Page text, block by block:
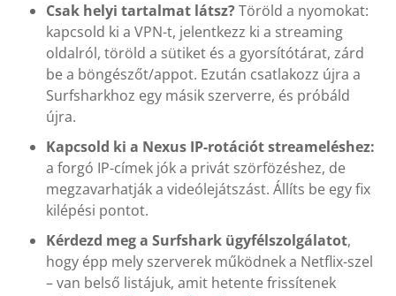
Csak helyi tartalmat látsz?Töröld a nyomokat:
kapcsold ki a VPN-t, jelentkezz ki a streaming
oldalról, töröld a sütiket és a gyorsítótárat, zárd
be a böngészőt/appot. Ezután csatlakozz újra a
Surfsharkhoz egy másik szerverre, és próbáld
újra.
Kapcsold ki a Nexus IP-rotációt streameléshez:
a forgó IP-címek jók a privát szörfözéshez, de
megzavarhatják a videólejátszást. Állíts be egy fix
kilépési pontot.
Kérdezd meg a Surfshark ügyfélszolgálatot,
hogy épp mely szerverek működnek a Netflix-szel
– van belső listájuk, amit hetente frissítenek